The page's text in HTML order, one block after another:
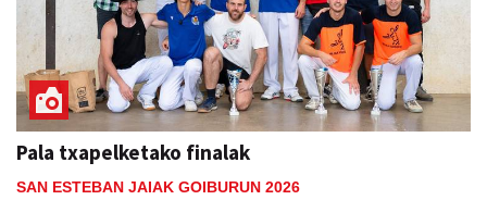
Pala txapelketako finalak
SAN ESTEBAN JAIAK GOIBURUN 2026